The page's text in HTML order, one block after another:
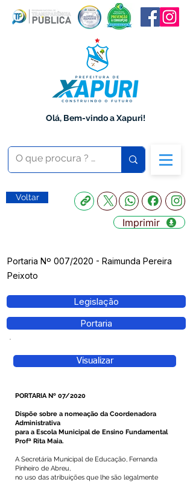
Olá, Bem-vindo a Xapuri!
Voltar
Imprimir
Portaria Nº 007/2020 - Raimunda Pereira
Peixoto
Legislação
Portaria
Visualizar
PORTARIA Nº 07/2020
Dispõe sobre a nomeação da Coordenadora
Administrativa
para a Escola Municipal de Ensino Fundamental
Profª Rita Maia.
A Secretária Municipal de Educação, Fernanda
Pinheiro de Abreu,
no uso das atribuições que lhe são legalmente